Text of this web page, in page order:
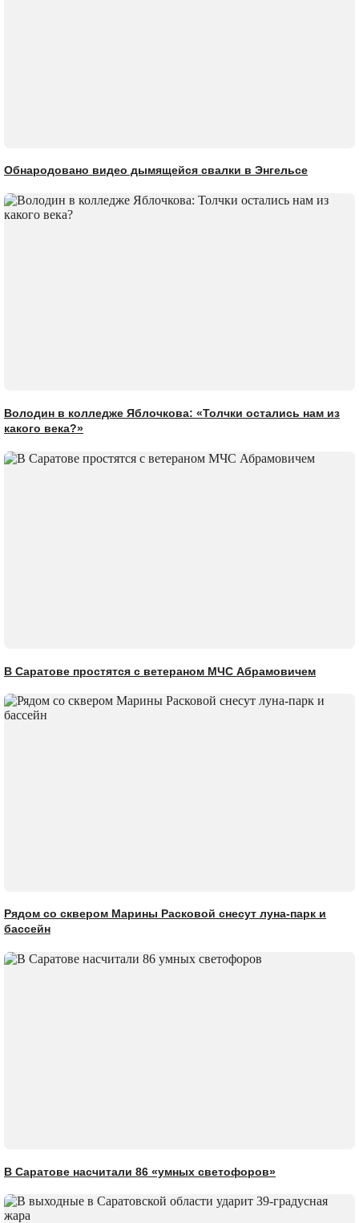
Обнародовано видео дымящейся свалки в Энгельсе
Володин в колледже Яблочкова: «Толчки остались нам из
какого века?»
В Саратове простятся с ветераном МЧС Абрамовичем
Рядом со сквером Марины Расковой снесут луна-парк и
бассейн
В Саратове насчитали 86 «умных светофоров»